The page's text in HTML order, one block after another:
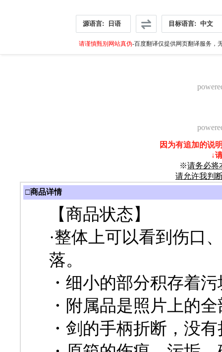
源语言: 日语 目标语言: 中文
请谨慎甄别网站真伪-百度翻译仅提供网页翻译服务，